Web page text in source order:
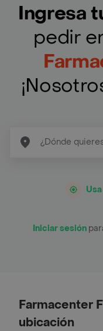
Ingresa
pedir
Iniciar sesión
Farmacenter
ubicación